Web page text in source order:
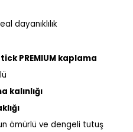
dayanıklılık
PREMIUM kaplama
kalınlığı
ömürlü ve dengeli tutuş